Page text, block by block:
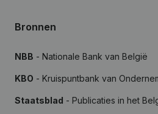
Bronnen
NBB - Nationale Bank van België
KBO - Kruispuntbank van
Staatsblad - Publicaties in het